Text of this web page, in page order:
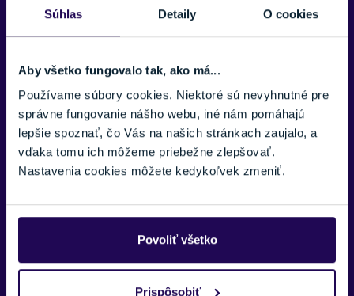
Súhlas Detaily O cookies
Aby všetko fungovalo tak, ako má...
Používame súbory cookies. Niektoré sú nevyhnutné pre
správne fungovanie nášho webu, iné nám pomáhajú
lepšie spoznať, čo Vás na našich stránkach zaujalo, a
vďaka tomu ich môžeme priebežne zlepšovať.
Nastavenia cookies môžete kedykoľvek zmeniť.
Povoliť všetko
Prispôsobiť
Sú kompatibilné s dioptrickými okuliarmi.
Washable Full cap Liner, Merino 3M™ X-Static Lining
Sigma Lens
Spôsobuje kontrast a viditeľnosť vo všetkých svetelných
podmienkach tým, že zvyšuje dĺžky modrej a červenej vlny,
zlepšuje schopnosť oka identifikovať nepravidelnosti v teréne.
Motion Shield System